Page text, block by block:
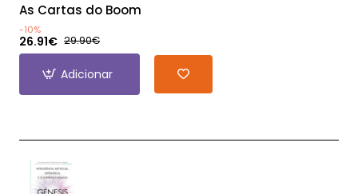
As Cartas do Boom
-10%
26.91€ 29.90€
Adicionar